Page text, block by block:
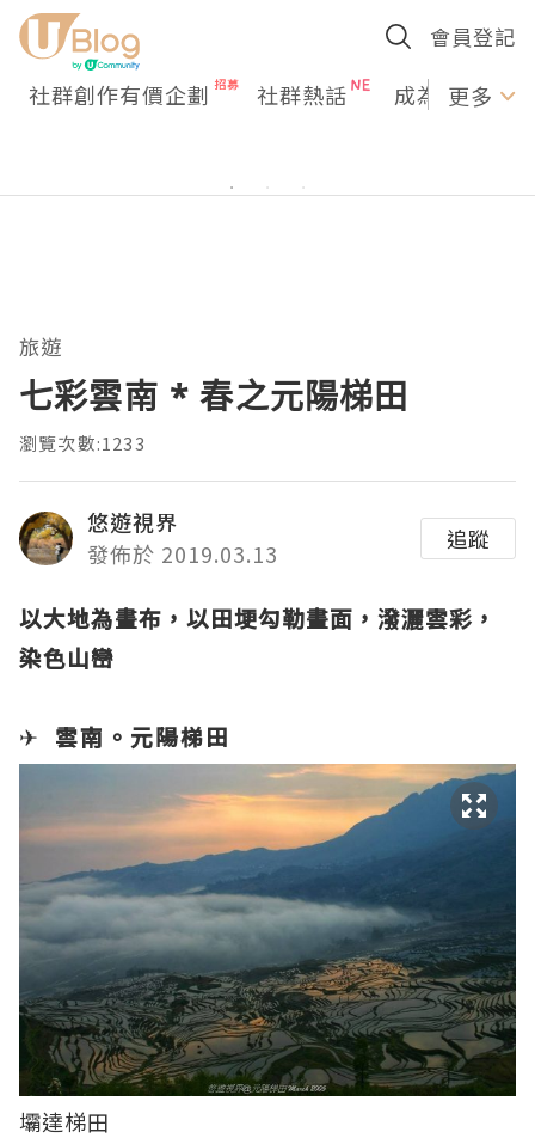
會員登記
社群創作有價企劃 社群熱話 成為U更多
旅遊
七彩雲南 * 春之元陽梯田
瀏覽次數:1233
悠遊視界
發佈於 2019.03.13
追蹤
以大地為畫布，以田埂勾勒畫面，潑灑雲彩，
染色山巒
✈ 雲南。元陽梯田
壩達梯田